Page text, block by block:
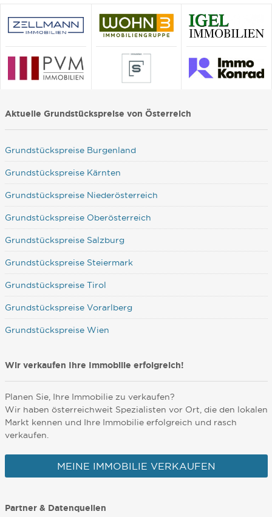
Aktuelle Grundstückspreise von Österreich
Grundstückspreise Burgenland
Grundstückspreise Kärnten
Grundstückspreise Niederösterreich
Grundstückspreise Oberösterreich
Grundstückspreise Salzburg
Grundstückspreise Steiermark
Grundstückspreise Tirol
Grundstückspreise Vorarlberg
Grundstückspreise Wien
Wir verkaufen Ihre Immobilie erfolgreich!
Planen Sie, Ihre Immobilie zu verkaufen?
Wir haben österreichweit Spezialisten vor Ort, die den lokalen
Markt kennen und Ihre Immobilie erfolgreich und rasch
verkaufen.
MEINE IMMOBILIE VERKAUFEN
Partner & Datenquellen